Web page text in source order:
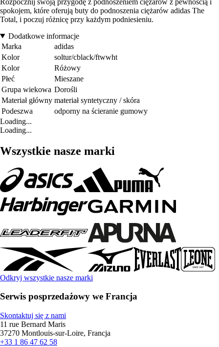
spokojem, które oferują buty do podnoszenia ciężarów adidas The
Total, i poczuj różnicę przy każdym podniesieniu.
Dodatkowe informacje
Marka
adidas
Kolor
soltur/cblack/ftwwht
Kolor
Różowy
Płeć
Mieszane
Grupa wiekowa Dorośli
Materiał główny materiał syntetyczny / skóra
Podeszwa
odporny na ścieranie gumowy
Loading...
Loading...
Wszystkie nasze marki
Odkryj wszystkie nasze marki
Serwis posprzedażowy we Francja
Skontaktuj się z nami
11 rue Bernard Maris
37270 Montlouis-sur-Loire, Francja
+33 1 86 47 62 58